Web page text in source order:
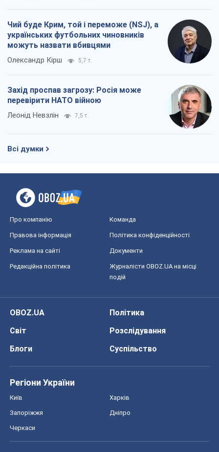
Чий буде Крим, той і переможе (NSJ), а
українських футбольних чиновників
можуть назвати вбивцями
Олександр Кірш 5,7 т.
Захід проспав загрозу: Росія може
перевірити НАТО війною
Леонід Невзлін 7,5 т.
Всі думки
Про компанію Команда
Правова інформація Політика конфіденційності
Реклама на сайті Документи
Редакційна політика
Журналісти OBOZ.UA на місці
подій
OBOZ.UA
Політика
Світ
Розслідування
Блоги
Суспільство
Регіони України
Київ Харків
Запоріжжя Дніпро
Черкаси